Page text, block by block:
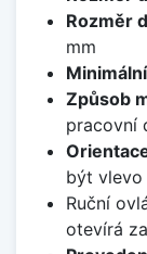
Rozměr
mm
Způsob
pracovní
být
Ruční
otevírá